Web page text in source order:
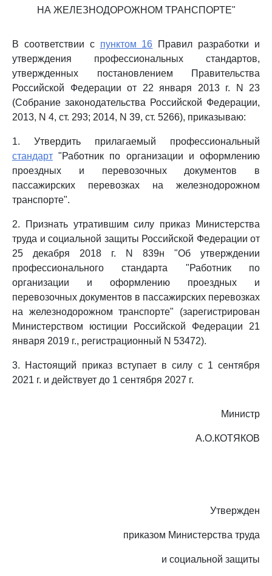
НА ЖЕЛЕЗНОДОРОЖНОМ ТРАНСПОРТЕ"
В соответствии с пунктом 16 Правил разработки и
утверждения профессиональных стандартов,
утвержденных постановлением Правительства
Российской Федерации от 22 января 2013 г. N 23
(Собрание законодательства Российской Федерации,
2013, N 4, ст. 293; 2014, N 39, ст. 5266), приказываю:
1. Утвердить прилагаемый профессиональный
стандарт "Работник по организации и оформлению
проездных и перевозочных документов в
пассажирских перевозках на железнодорожном
транспорте".
2. Признать утратившим силу приказ Министерства
труда и социальной защиты Российской Федерации от
25 декабря 2018 г. N 839н "Об утверждении
профессионального стандарта "Работник по
организации и оформлению проездных и
перевозочных документов в пассажирских перевозках
на железнодорожном транспорте" (зарегистрирован
Министерством юстиции Российской Федерации 21
января 2019 г., регистрационный N 53472).
3. Настоящий приказ вступает в силу с 1 сентября
2021 г. и действует до 1 сентября 2027 г.
Министр
А.О.КОТЯКОВ
Утвержден
приказом Министерства труда
и социальной защиты